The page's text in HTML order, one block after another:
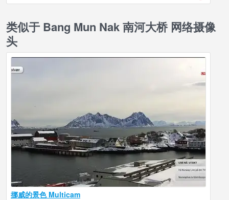
类似于 Bang Mun Nak 南河大桥 网络摄像
头
挪威的景色 Multicam